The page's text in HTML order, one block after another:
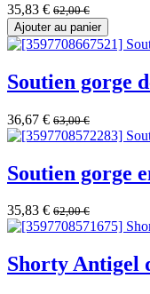
35,83 € 62,00€
Ajouter au panier
Soutien gorge
36,67 € 63,00€
Soutien gorge
35,83 € 62,00€
Shorty Antigel